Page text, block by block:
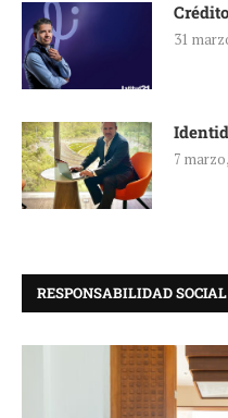
31
7
RESPONSABILIDAD SOCIAL